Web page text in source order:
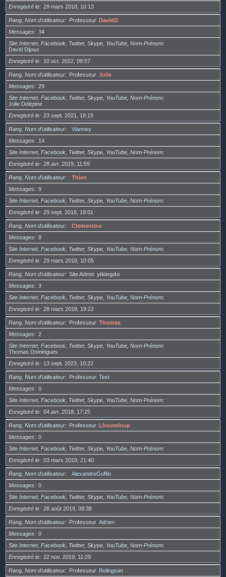
Enregistré le
29 mars 2018, 10:13
Rang, Nom d’utilisateur Professeur DavidD
Messages
34
Site Internet, Facebook, Twitter, Skype, YouTube, Nom-Prénom
David Dijoux
Enregistré le
10 oct. 2022, 09:57
Rang, Nom d’utilisateur Professeur Julie
Messages
29
Site Internet, Facebook, Twitter, Skype, YouTube, Nom-Prénom
Julie Delepine
Enregistré le
23 sept. 2021, 18:15
Rang, Nom d’utilisateur
Vianney
Messages
14
Site Internet, Facebook, Twitter, Skype, YouTube, Nom-Prénom
Enregistré le
28 avr. 2019, 11:59
Rang, Nom d’utilisateur
Thien
Messages
9
Site Internet, Facebook, Twitter, Skype, YouTube, Nom-Prénom
Enregistré le
29 sept. 2018, 19:01
Rang, Nom d’utilisateur
Clementine
Messages
8
Site Internet, Facebook, Twitter, Skype, YouTube, Nom-Prénom
Enregistré le
29 mars 2018, 10:05
Rang, Nom d’utilisateur Site Admin yikingdo
Messages
3
Site Internet, Facebook, Twitter, Skype, YouTube, Nom-Prénom
Enregistré le
28 mars 2018, 19:22
Rang, Nom d’utilisateur Professeur Thomas
Messages
2
Site Internet, Facebook, Twitter, Skype, YouTube, Nom-Prénom
Thomas Domingues
Enregistré le
13 sept. 2023, 10:22
Rang, Nom d’utilisateur Professeur Test
Messages
0
Site Internet, Facebook, Twitter, Skype, YouTube, Nom-Prénom
Enregistré le
04 avr. 2018, 17:25
Rang, Nom d’utilisateur Professeur Lbouteloup
Messages
0
Site Internet, Facebook, Twitter, Skype, YouTube, Nom-Prénom
Enregistré le
03 mars 2019, 21:40
Rang, Nom d’utilisateur
AlexandreGoffin
Messages
0
Site Internet, Facebook, Twitter, Skype, YouTube, Nom-Prénom
Enregistré le
28 août 2019, 08:38
Rang, Nom d’utilisateur Professeur Adrien
Messages
0
Site Internet, Facebook, Twitter, Skype, YouTube, Nom-Prénom
Enregistré le
22 nov. 2019, 11:29
Rang, Nom d’utilisateur Professeur Rolingsan